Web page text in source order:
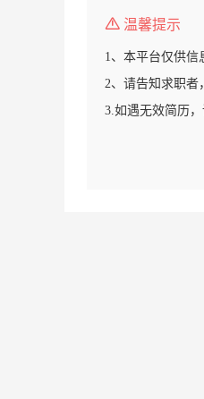
温馨提示
1、本平台仅供信
2、请告知求职者
3.如遇无效简历